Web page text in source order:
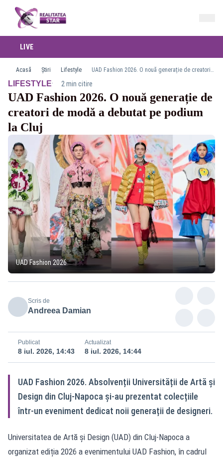
LIVE
Acasă Știri Lifestyle UAD Fashion 2026. O nouă generație de creatori de modă a debutat pe podium la Cluj
LIFESTYLE· 2 min citire
UAD Fashion 2026. O nouă generație de
creatori de modă a debutat pe podium
la Cluj
UAD Fashion 2026
Scris de
Andreea Damian
Publicat
8 iul. 2026, 14:43
Actualizat
8 iul. 2026, 14:44
UAD Fashion 2026. Absolvenții Universității de Artă și
Design din Cluj-Napoca și-au prezentat colecțiile
într-un eveniment dedicat noii generații de designeri.
Universitatea de Artă și Design (UAD) din Cluj-Napoca a
organizat ediția 2026 a evenimentului UAD Fashion, în cadrul